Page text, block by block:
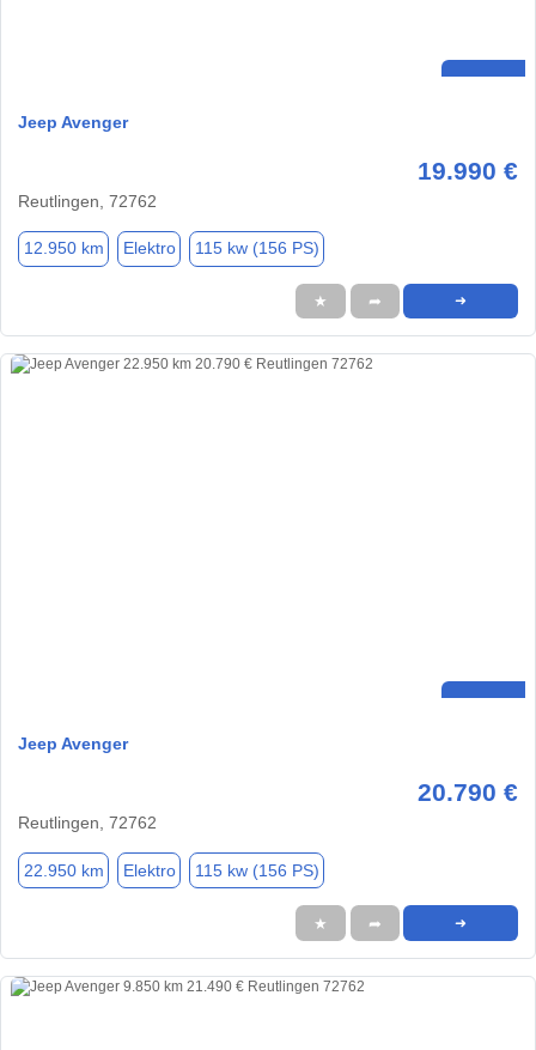
Jeep Avenger
19.990 €
Reutlingen, 72762
12.950 km Elektro 115 kw (156 PS)
★ ➦ ➜
Jeep Avenger
20.790 €
Reutlingen, 72762
22.950 km Elektro 115 kw (156 PS)
★ ➦ ➜